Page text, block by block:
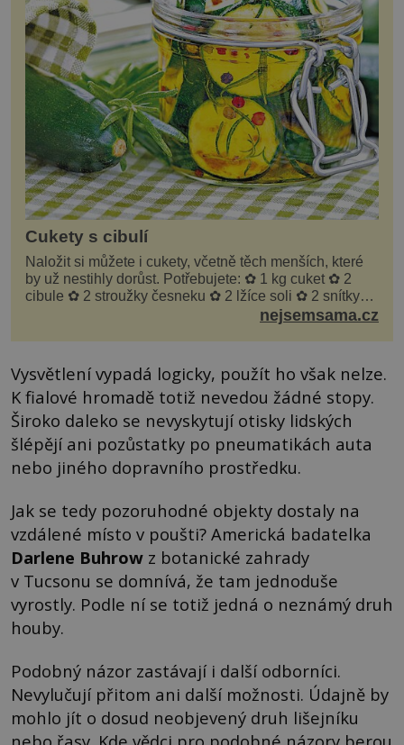
Cukety s cibulí
Naložit si můžete i cukety, včetně těch menších, které
by už nestihly dorůst. Potřebujete: ✿ 1 kg cuket ✿ 2
cibule ✿ 2 stroužky česneku ✿ 2 lžíce soli ✿ 2 snítky
kopru ✿ hrst petrželky Nálev: ✿ 400 m...nejsemsama.cz
Vysvětlení vypadá logicky, použít ho však nelze.
K fialové hromadě totiž nevedou žádné stopy.
Široko daleko se nevyskytují otisky lidských
šlépějí ani pozůstatky po pneumatikách auta
nebo jiného dopravního prostředku.
Jak se tedy pozoruhodné objekty dostaly na
vzdálené místo v poušti? Americká badatelka
Darlene Buhrow z botanické zahrady
v Tucsonu se domnívá, že tam jednoduše
vyrostly. Podle ní se totiž jedná o neznámý druh
houby.
Podobný názor zastávají i další odborníci.
Nevylučují přitom ani další možnosti. Údajně by
mohlo jít o dosud neobjevený druh lišejníku